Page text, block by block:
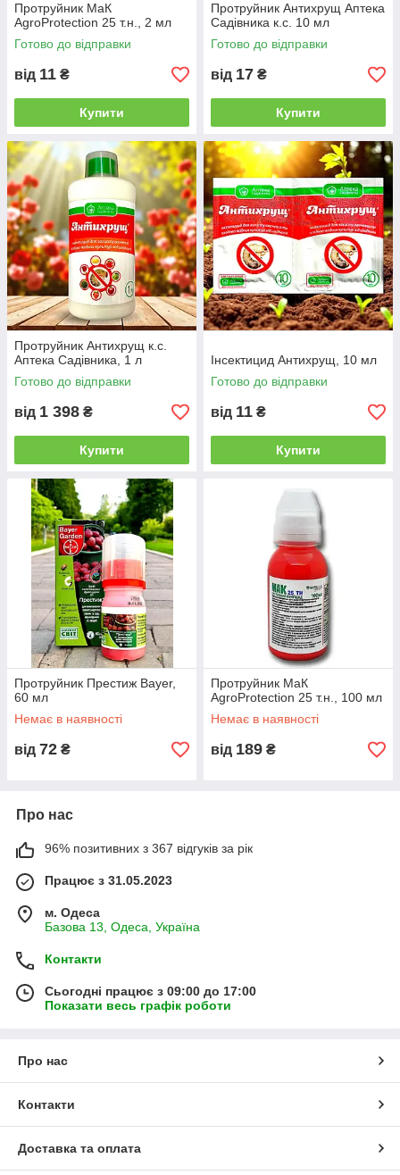
Протруйник МаК
AgroProtection 25 т.н., 2 мл
Готово до відправки
від 11 ₴
Купити
Протруйник Антихрущ Аптека
Садівника к.с. 10 мл
Готово до відправки
від 17 ₴
Купити
Протруйник Антихрущ к.с.
Аптека Садівника, 1 л
Готово до відправки
від 1 398 ₴
Купити
Інсектицид Антихрущ, 10 мл
Готово до відправки
від 11 ₴
Купити
Протруйник Престиж Bayer,
60 мл
Немає в наявності
від 72 ₴
Протруйник МаК
AgroProtection 25 т.н., 100 мл
Немає в наявності
від 189 ₴
Про нас
96% позитивних з 367 відгуків за рік
Працює з 31.05.2023
м. Одеса
Базова 13, Одеса, Україна
Контакти
Сьогодні працює з 09:00 до 17:00
Показати весь графік роботи
Про нас
Контакти
Доставка та оплата